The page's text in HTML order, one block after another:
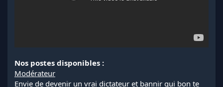
Nos postes disponibles :
Modérateur
Envie de devenir un vrai dictateur et bannir qui bon te